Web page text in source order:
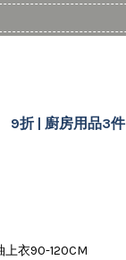
9折 | 廚房用品3件
上衣90-120CM